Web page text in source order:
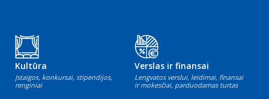
Kultūra
Įstaigos, konkursai, stipendijos,
renginiai
Verslas ir finansai
Lengvatos verslui, leidimai, finansai
ir mokesčiai, parduodamas turtas